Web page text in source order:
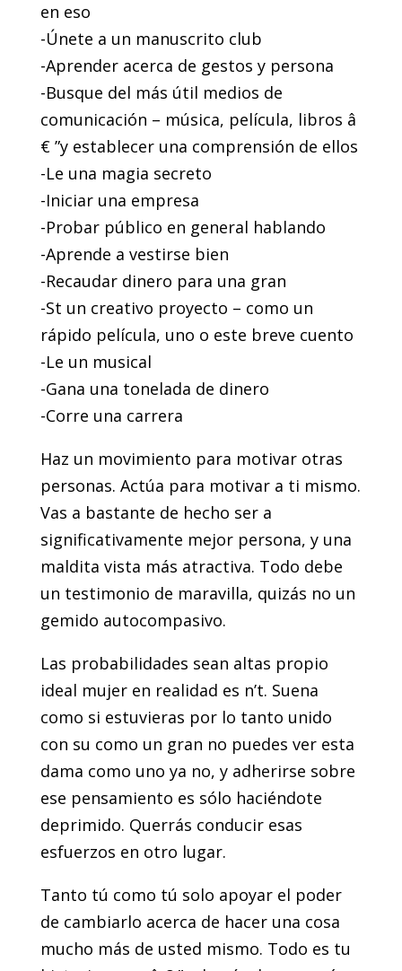
en eso
-Únete a un manuscrito club
-Aprender acerca de gestos y persona
-Busque del más útil medios de
comunicación – música, película, libros â
€ ”y establecer una comprensión de ellos
-Le una magia secreto
-Iniciar una empresa
-Probar público en general hablando
-Aprende a vestirse bien
-Recaudar dinero para una gran
-St un creativo proyecto – como un
rápido película, uno o este breve cuento
-Le un musical
-Gana una tonelada de dinero
-Corre una carrera
Haz un movimiento para motivar otras
personas. Actúa para motivar a ti mismo.
Vas a bastante de hecho ser a
significativamente mejor persona, y una
maldita vista más atractiva. Todo ​​debe
un testimonio de maravilla, quizás no un
gemido autocompasivo.
Las probabilidades sean altas propio
ideal mujer en realidad es n’t. Suena
como si estuvieras por lo tanto unido
con su como un gran no puedes ver esta
dama como uno ya no, y adherirse sobre
ese pensamiento es sólo haciéndote
deprimido. Querrás conducir esas
esfuerzos en otro lugar.
Tanto tú como tú solo apoyar el poder
de cambiarlo acerca de hacer una cosa
mucho más de usted mismo. Todo es tu